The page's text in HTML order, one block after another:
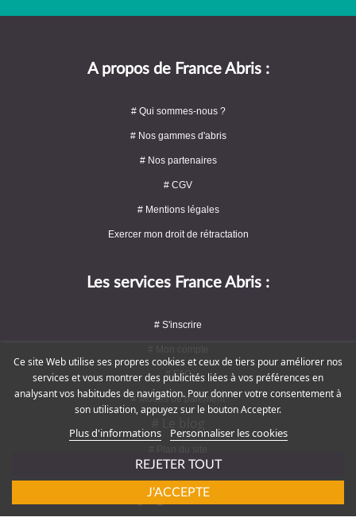
A propos de France Abris :
# Qui sommes-nous ?
# Nos gammes d'abris
# Nos partenaires
# CGV
# Mentions légales
Exercer mon droit de rétractation
Les services France Abris :
# S'inscrire
# FAQ
# Modes de paiement
Rejoignez-nous !
Ce site Web utilise ses propres cookies et ceux de tiers pour améliorer nos
services et vous montrer des publicités liées à vos préférences en
analysant vos habitudes de navigation. Pour donner votre consentement à
son utilisation, appuyez sur le bouton Accepter.
Plus d'informations Personnaliser les cookies
REJETER TOUT
J'ACCEPTE